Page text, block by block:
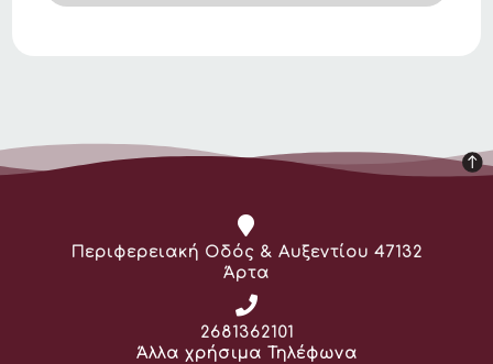
Διεύθυνση:
Περιφερειακή Οδός & Αυξεντίου 47132
Άρτα
Τηλέφωνο:
2681362101
Άλλα χρήσιμα Τηλέφωνα